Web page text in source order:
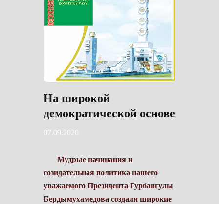
На широкой
демократической основе
07.09.2020
Мудрые начинания и
созидательная политика нашего
уважаемого Президента Гурбангулы
Бердымухамедова создали широкие